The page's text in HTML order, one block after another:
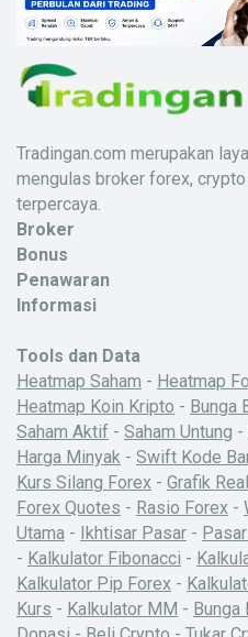
Tradingan.com merupakan
mengulas broker forex,
terpercaya.
Broker
Bonus
Penawaran
Informasi
Tools dan Data
Heatmap Saham - Heatmap
Heatmap Koin Kripto - Bunga
Saham Aktif - Saham Untung -
Harga Minyak - Swift Kode
Kurs Silang Forex - Grafik
Forex Quotes - Rasio Forex -
Utama - Ikhtisar Pasar -
- Kalkulator Fibonacci -
Kalkulator Pip Forex -
Kurs - Kalkulator MM - Bunga